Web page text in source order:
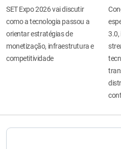
SET Expo 2026 vai discutir
como a tecnologia passou a
orientar estratégias de
monetização, infraestrutura e
competitividade
3.0,